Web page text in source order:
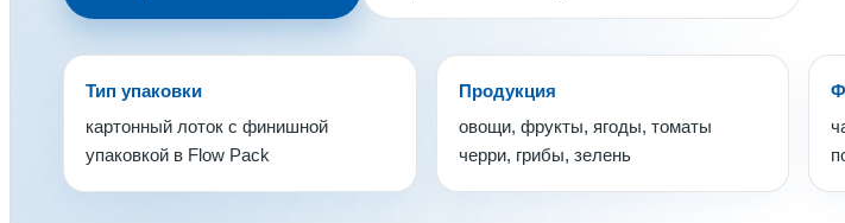
Тип упаковки
картонный лоток с финишной
упаковкой в Flow Pack
Продукция
овощи, фрукты, ягоды, томаты
черри, грибы, зелень